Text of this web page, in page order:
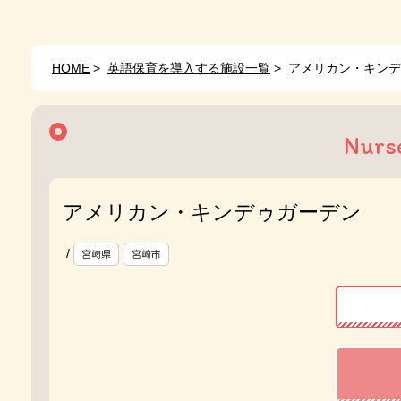
HOME > 英語保育を導入する施設一覧 > アメリカン・キン
アメリカン・キンデゥガーデン
/ 宮崎県 宮崎市